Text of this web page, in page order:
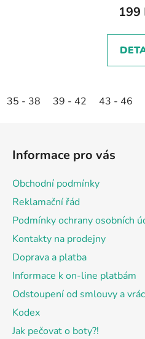
199
35 - 38 39 - 42 43 - 46
Informace pro vás
Obchodní podmínky
Reklamační řád
Podmínky ochrany osobních
Kontakty na prodejny
Doprava a platba
Informace k on-line platbám
Odstoupení od smlouvy a
Kodex
Jak pečovat o boty?!